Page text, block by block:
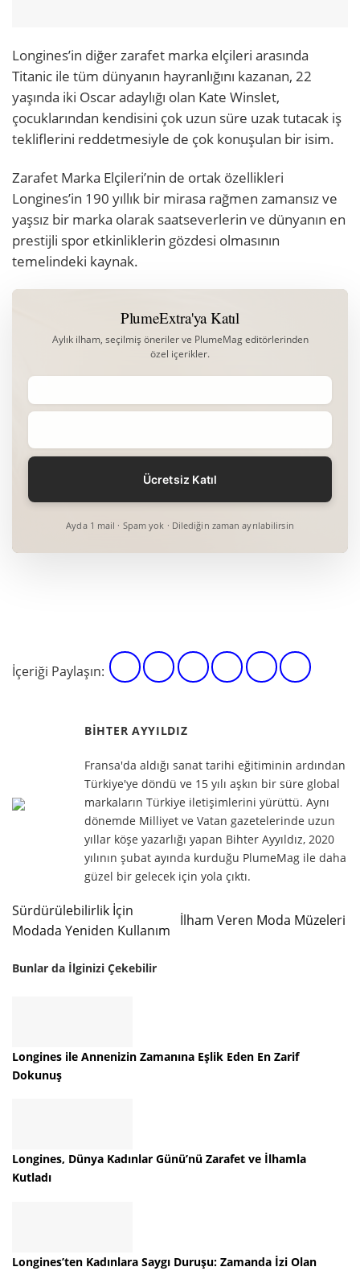
Longines’in diğer zarafet marka elçileri arasında
Titanic ile tüm dünyanın hayranlığını kazanan, 22
yaşında iki Oscar adaylığı olan Kate Winslet,
çocuklarından kendisini çok uzun süre uzak tutacak iş
tekliflerini reddetmesiyle de çok konuşulan bir isim.
Zarafet Marka Elçileri’nin de ortak özellikleri
Longines’in 190 yıllık bir mirasa rağmen zamansız ve
yaşsız bir marka olarak saatseverlerin ve dünyanın en
prestijli spor etkinliklerin gözdesi olmasının
temelindeki kaynak.
PlumeExtra'ya Katıl
Aylık ilham, seçilmiş öneriler ve PlumeMag editörlerinden
özel içerikler.
Ayda 1 mail · Spam yok · Dilediğin zaman ayrılabilirsin
İçeriği Paylaşın:
BIHTER AYYILDIZ
Fransa'da aldığı sanat tarihi eğitiminin ardından
Türkiye'ye döndü ve 15 yılı aşkın bir süre global
markaların Türkiye iletişimlerini yürüttü. Aynı
dönemde Milliyet ve Vatan gazetelerinde uzun
yıllar köşe yazarlığı yapan Bihter Ayyıldız, 2020
yılının şubat ayında kurduğu PlumeMag ile daha
güzel bir gelecek için yola çıktı.
Sürdürülebilirlik İçin
Modada Yeniden Kullanım
İlham Veren Moda Müzeleri
Bunlar da İlginizi Çekebilir
Longines ile Annenizin Zamanına Eşlik Eden En Zarif
Dokunuş
Longines, Dünya Kadınlar Günü’nü Zarafet ve İlhamla
Kutladı
Longines’ten Kadınlara Saygı Duruşu: Zamanda İzi Olan